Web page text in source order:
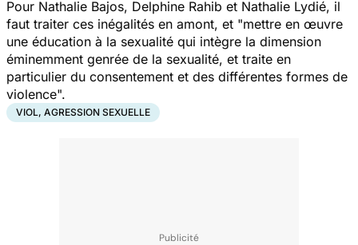
Pour Nathalie Bajos, Delphine Rahib et Nathalie Lydié, il
faut traiter ces inégalités en amont, et "mettre en œuvre
une éducation à la sexualité qui intègre la dimension
éminemment genrée de la sexualité, et traite en
particulier du consentement et des différentes formes de
violence".
VIOL, AGRESSION SEXUELLE